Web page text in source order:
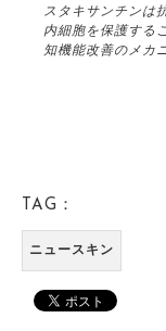
スタキサンチンは
内細胞を保護する
知機能改善のメカ
TAG：
ニュースキン